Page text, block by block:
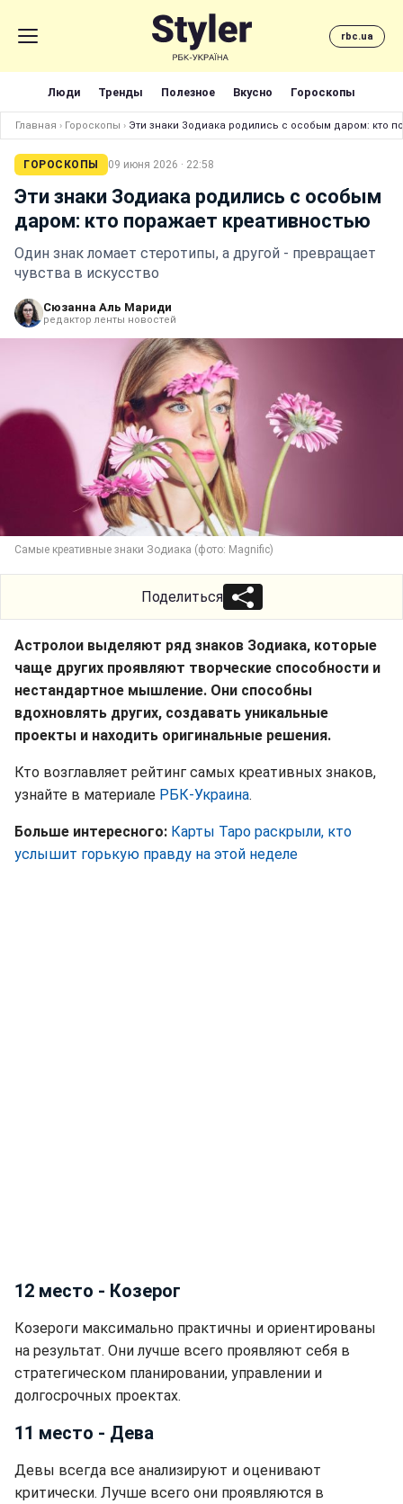
rbc.ua
Люди Тренды Полезное Вкусно Гороскопы
Главная › Гороскопы › Эти знаки Зодиака родились с особым даром: кто
ГОРОСКОПЫ 09 июня 2026 · 22:58
Эти знаки Зодиака родились с особым
даром: кто поражает креативностью
Один знак ломает стеротипы, а другой - превращает
чувства в искусство
Сюзанна Аль Мариди
редактор ленты новостей
Самые креативные знаки Зодиака (фото: Magnific)
Поделиться
Астролои выделяют ряд знаков Зодиака, которые
чаще других проявляют творческие способности и
нестандартное мышление. Они способны
вдохновлять других, создавать уникальные
проекты и находить оригинальные решения.
Кто возглавляет рейтинг самых креативных знаков,
узнайте в материале РБК-Украина.
Больше интересного: Карты Таро раскрыли, кто
услышит горькую правду на этой неделе
12 место - Козерог
Козероги максимально практичны и ориентированы
на результат. Они лучше всего проявляют себя в
стратегическом планировании, управлении и
долгосрочных проектах.
11 место - Дева
Девы всегда все анализируют и оценивают
критически. Лучше всего они проявляются в